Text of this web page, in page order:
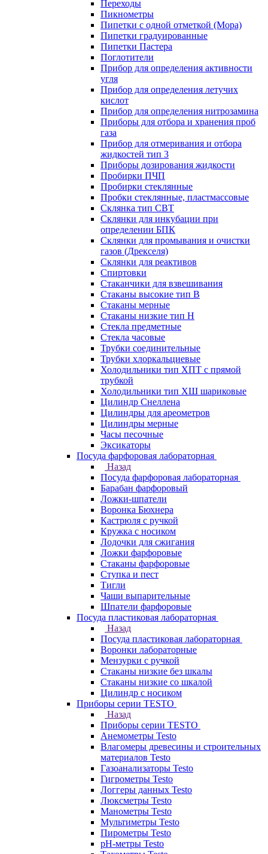
Переходы
Пикнометры
Пипетки с одной отметкой (Мора)
Пипетки градуированные
Пипетки Пастера
Поглотители
Прибор для определения активности
угля
Прибор для определения летучих
кислот
Прибор для определения нитрозамина
Приборы для отбора и хранения проб
газа
Прибор для отмеривания и отбора
жидкостей тип 3
Приборы дозирования жидкости
Пробирки ПЧП
Пробирки стеклянные
Пробки стеклянные, пластмассовые
Склянка тип СВТ
Склянки для инкубации при
определении БПК
Склянки для промывания и очистки
газов (Дрекселя)
Склянки для реактивов
Спиртовки
Стаканчики для взвешивания
Стаканы высокие тип В
Стаканы мерные
Стаканы низкие тип Н
Стекла предметные
Стекла часовые
Трубки соединительные
Трубки хлоркальциевые
Холодильники тип ХПТ с прямой
трубкой
Холодильники тип ХШ шариковые
Цилиндр Снеллена
Цилиндры для ареометров
Цилиндры мерные
Часы песочные
Эксикаторы
Посуда фарфоровая лабораторная
Назад
Посуда фарфоровая лабораторная
Барабан фарфоровый
Ложки-шпатели
Воронка Бюхнера
Кастрюля с ручкой
Кружка с носиком
Лодочки для сжигания
Ложки фарфоровые
Стаканы фарфоровые
Ступка и пест
Тигли
Чаши выпарительные
Шпатели фарфоровые
Посуда пластиковая лабораторная
Назад
Посуда пластиковая лабораторная
Воронки лабораторные
Мензурки с ручкой
Стаканы низкие без шкалы
Стаканы низкие со шкалой
Цилиндр с носиком
Приборы серии TESTO
Назад
Приборы серии TESTO
Анемометры Testo
Влагомеры древесины и строительных
материалов Testo
Газоанализаторы Testo
Гигрометры Testo
Логгеры данных Testo
Люксметры Testo
Манометры Testo
Мультиметры Testo
Пирометры Testo
pH-метры Testo